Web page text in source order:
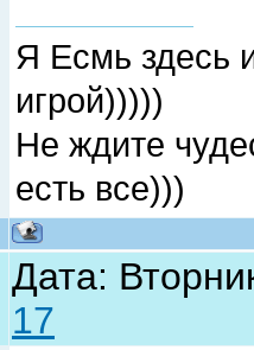
Я Есмь здесь
игрой)))))
Не ждите
есть все)))
Дата:
17